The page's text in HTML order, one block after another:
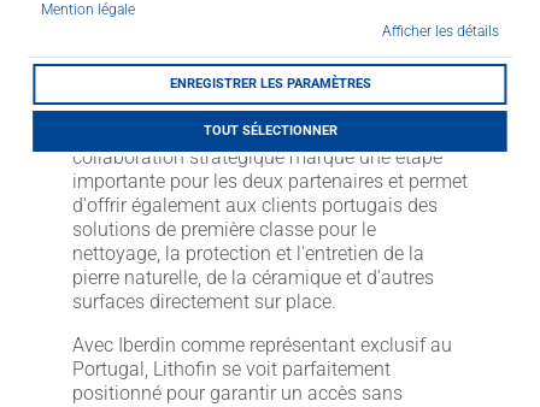
Mention légale
Afficher les détails
ENREGISTRER LES PARAMÈTRES
TOUT SÉLECTIONNER
Contacter
DISTRIBUTEUR
Download
Lithofin a réussi à s'implanter au Portugal
grâce à un partenariat novateur avec la
société Iberdin, qui s'établit en même temps
comme représentant exclusif des produits de
nettoyage et de traitement de surface de la
marque Lithofin sur le marché portugais. Cette
collaboration stratégique marque une étape
importante pour les deux partenaires et permet
d'offrir également aux clients portugais des
solutions de première classe pour le
nettoyage, la protection et l'entretien de la
pierre naturelle, de la céramique et d'autres
surfaces directement sur place.
Avec Iberdin comme représentant exclusif au
Portugal, Lithofin se voit parfaitement
positionné pour garantir un accès sans